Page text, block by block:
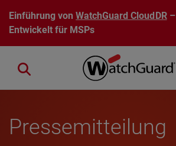
Direkt zum Inhalt
Einführung vonWatchGuard CloudDR–
Entwickelt für MSPs
Close search
Pressemitteilung